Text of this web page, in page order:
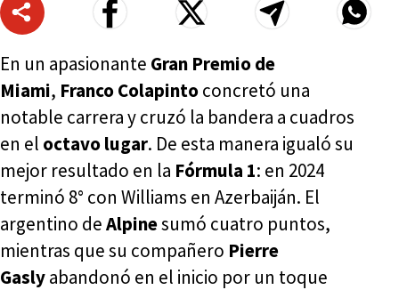
En un apasionante Gran Premio de
Miami, Franco Colapintoconcretó una
notable carrera y cruzó la bandera a cuadros
en el octavo lugar. De esta manera igualó su
mejor resultado en la Fórmula 1: en 2024
terminó 8° con Williams en Azerbaiján. El
argentino deAlpinesumó cuatro puntos,
mientras que su compañero Pierre
Gaslyabandonó en el inicio por un toque